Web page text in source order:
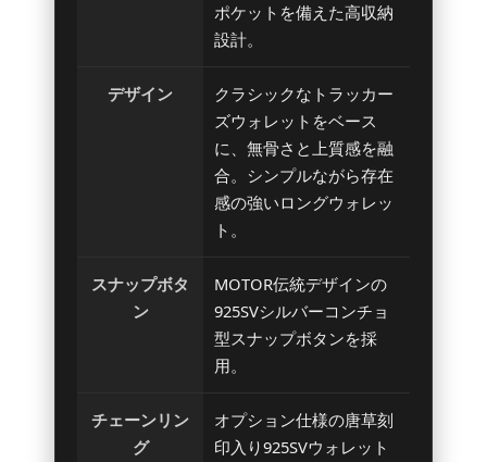
ポケットを備えた高収納
設計。
デザイン
クラシックなトラッカー
ズウォレットをベース
に、無骨さと上質感を融
合。シンプルながら存在
感の強いロングウォレッ
ト。
スナップボタ
ン
MOTOR伝統デザインの
925SVシルバーコンチョ
型スナップボタンを採
用。
チェーンリン
グ
オプション仕様の唐草刻
印入り925SVウォレット